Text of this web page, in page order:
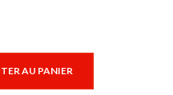
AU PANIER